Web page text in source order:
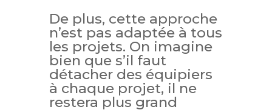
De plus, cette approche
n’est pas adaptée à tous
les projets. On imagine
bien que s’il faut
détacher des équipiers
à chaque projet, il ne
restera plus grand